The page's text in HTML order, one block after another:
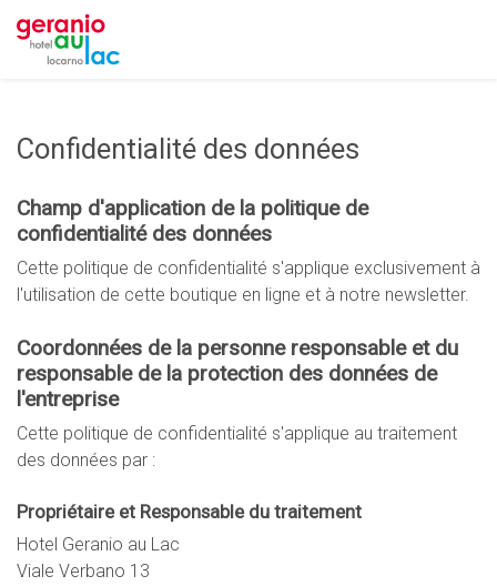
Confidentialité des données
Champ d'application de la politique de
confidentialité des données
Cette politique de confidentialité s'applique exclusivement à
l'utilisation de cette boutique en ligne et à notre newsletter.
Coordonnées de la personne responsable et du
responsable de la protection des données de
l'entreprise
Cette politique de confidentialité s'applique au traitement
des données par :
Propriétaire et Responsable du traitement
Hotel Geranio au Lac
Viale Verbano 13